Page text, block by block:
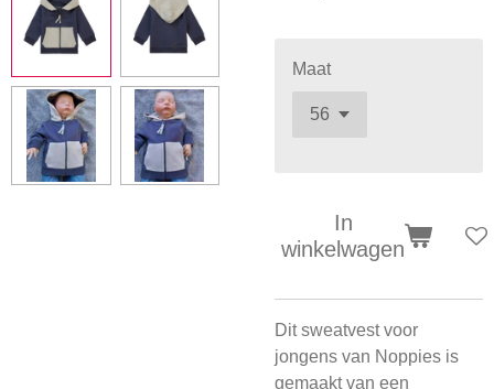
Maat
In
winkelwagen
Dit sweatvest voor
jongens van Noppies is
gemaakt van een